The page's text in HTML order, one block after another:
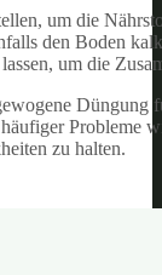
um die
den Boden
um die
Probleme
zu halten.